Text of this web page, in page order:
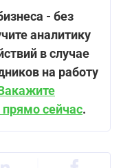
- без
аналитику
в случае
на работу
сейчас.